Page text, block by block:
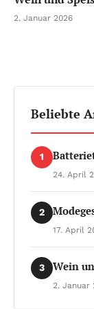
2. Januar 2026
Beliebte
1
24. April
2
17. April
3 Wein
2. Januar